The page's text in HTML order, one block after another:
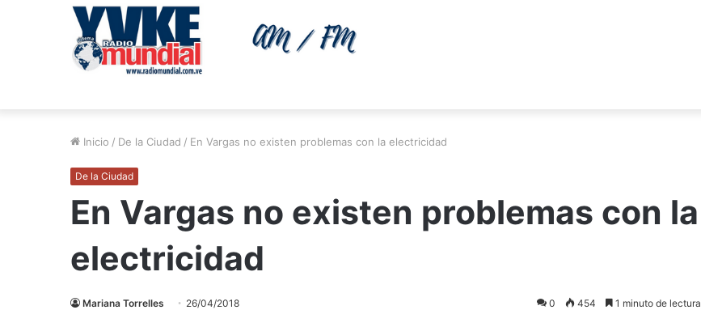
Inicio / De la Ciudad / En Vargas no existen problemas con la electricidad
De la Ciudad
En Vargas no existen problemas con la
electricidad
Mariana Torrelles 26/04/2018 0 454 1 minuto de lectura